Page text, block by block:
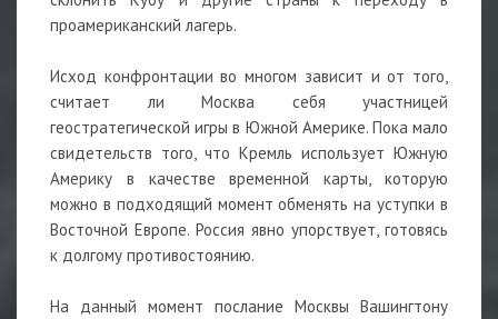
проамериканский лагерь.
Исход конфронтации во многом зависит и от того,
считает ли Москва себя участницей
геостратегической игры в Южной Америке. Пока мало
свидетельств того, что Кремль использует Южную
Америку в качестве временной карты, которую
можно в подходящий момент обменять на уступки в
Восточной Европе. Россия явно упорствует, готовясь
к долгому противостоянию.
На данный момент послание Москвы Вашингтону